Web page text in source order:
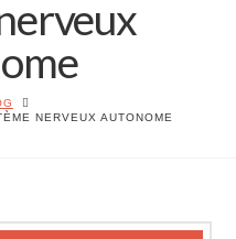
NERVEUX AUTONOME